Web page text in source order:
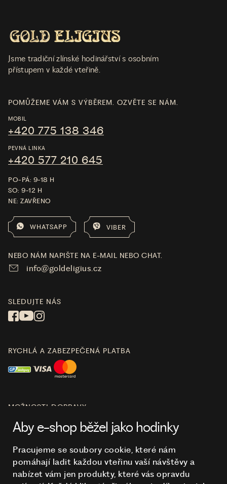
Jsme tradiční zlínské hodinářství s osobním
přístupem v každé vteřině.
O NÁKUPU
POMŮŽEME VÁM S VÝBĚREM. OZVĚTE SE NÁM.
MOBIL
+420 775 138 346
PEVNÁ LINKA
+420 577 210 645
PO-PÁ: 9-18 H
SO: 9-12 H
NE: ZAVŘENO
WHATSAPP VIBER
NEBO NÁM NAPIŠTE NA E-MAIL NEBO CHAT.
info@goldeligius.cz
SLEDUJTE NÁS
RYCHLÁ A ZABEZPEČENÁ PLATBA
MOŽNOSTI DOPRAVY
Aby e-shop běžel jako hodinky
Pracujeme se soubory cookie, které nám
pomáhají ladit každou vteřinu vaší návštěvy a
nabízet vám jen produkty, které vás opravdu